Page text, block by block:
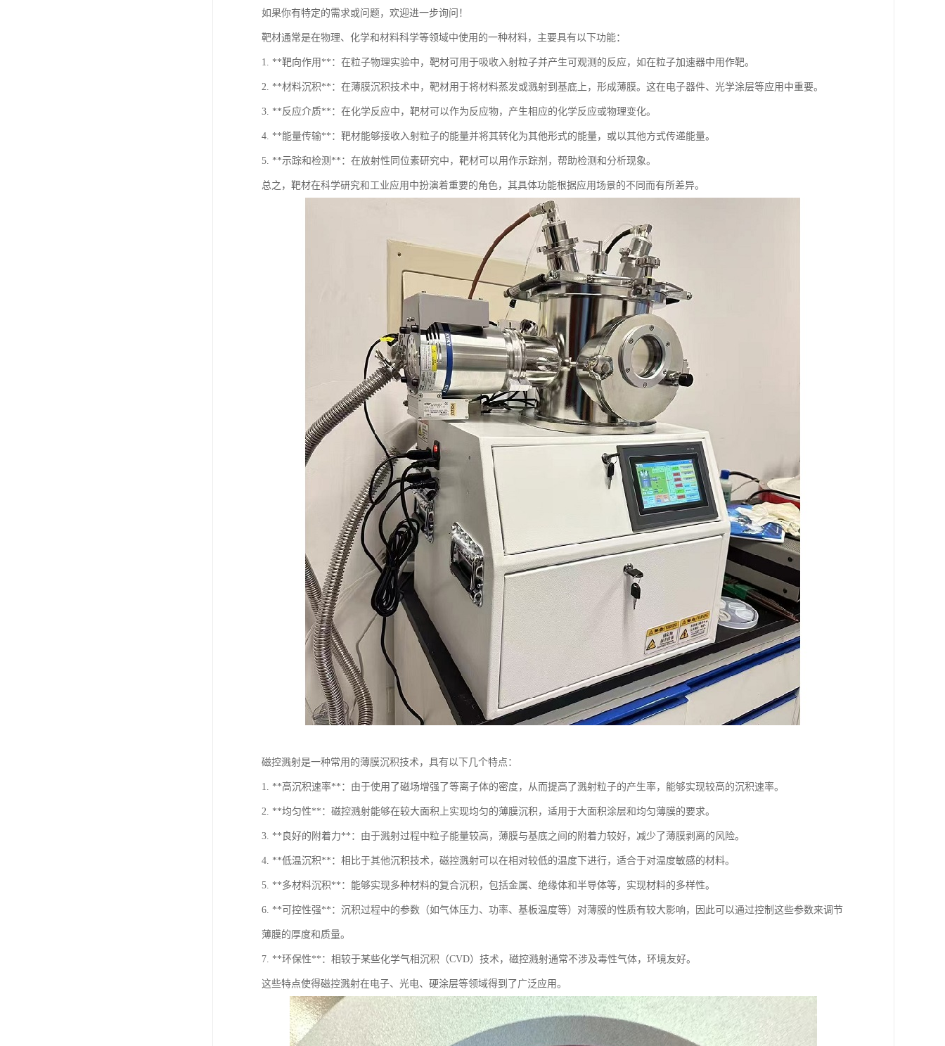
如果你有特定的需求或问题，欢迎进一步询问！
靶材通常是在物理、化学和材料科学等领域中使用的一种材料，主要具有以下功能：
1. **靶向作用**：在粒子物理实验中，靶材可用于吸收入射粒子并产生可观测的反应，如在粒子加速器中用作靶。
2. **材料沉积**：在薄膜沉积技术中，靶材用于将材料蒸发或溅射到基底上，形成薄膜。这在电子器件、光学涂层等应用中重要。
3. **反应介质**：在化学反应中，靶材可以作为反应物，产生相应的化学反应或物理变化。
4. **能量传输**：靶材能够接收入射粒子的能量并将其转化为其他形式的能量，或以其他方式传递能量。
5. **示踪和检测**：在放射性同位素研究中，靶材可以用作示踪剂，帮助检测和分析现象。
总之，靶材在科学研究和工业应用中扮演着重要的角色，其具体功能根据应用场景的不同而有所差异。
磁控溅射是一种常用的薄膜沉积技术，具有以下几个特点：
1. **高沉积速率**：由于使用了磁场增强了等离子体的密度，从而提高了溅射粒子的产生率，能够实现较高的沉积速率。
2. **均匀性**：磁控溅射能够在较大面积上实现均匀的薄膜沉积，适用于大面积涂层和均匀薄膜的要求。
3. **良好的附着力**：由于溅射过程中粒子能量较高，薄膜与基底之间的附着力较好，减少了薄膜剥离的风险。
4. **低温沉积**：相比于其他沉积技术，磁控溅射可以在相对较低的温度下进行，适合于对温度敏感的材料。
5. **多材料沉积**：能够实现多种材料的复合沉积，包括金属、绝缘体和半导体等，实现材料的多样性。
6. **可控性强**：沉积过程中的参数（如气体压力、功率、基板温度等）对薄膜的性质有较大影响，因此可以通过控制这些参数来调节
薄膜的厚度和质量。
7. **环保性**：相较于某些化学气相沉积（CVD）技术，磁控溅射通常不涉及毒性气体，环境友好。
这些特点使得磁控溅射在电子、光电、硬涂层等领域得到了广泛应用。